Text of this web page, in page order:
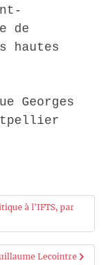
de
hautes
Georges
à l'IFTS, par
Lecointre